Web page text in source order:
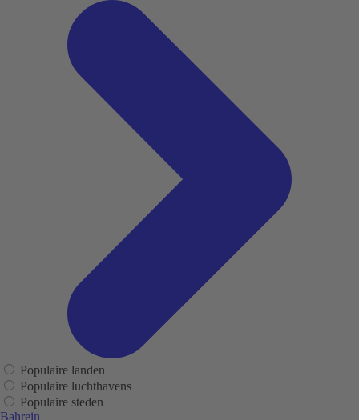
Populaire landen
Populaire luchthavens
Populaire steden
Bahrein